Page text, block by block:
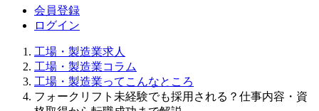
会員登録
ログイン
工場・製造業求人
工場・製造業コラム
工場・製造業ってこんなところ
フォークリフト未経験でも採用される？仕事内容・資